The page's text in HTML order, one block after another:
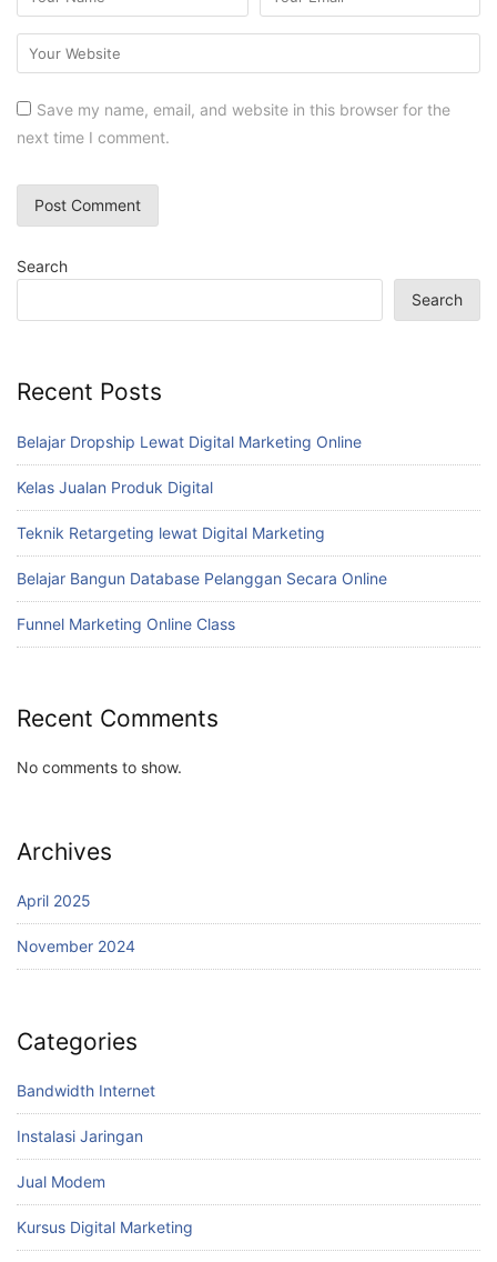
Save my name, email, and website in this browser for the
next time I comment.
Search
Search
Recent Posts
Belajar Dropship Lewat Digital Marketing Online
Kelas Jualan Produk Digital
Teknik Retargeting lewat Digital Marketing
Belajar Bangun Database Pelanggan Secara Online
Funnel Marketing Online Class
Recent Comments
No comments to show.
Archives
April 2025
November 2024
Categories
Bandwidth Internet
Instalasi Jaringan
Jual Modem
Kursus Digital Marketing